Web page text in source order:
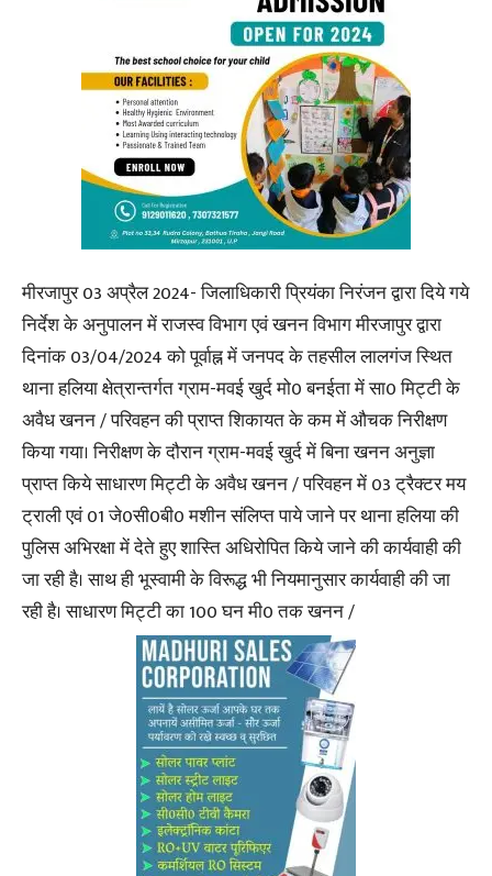
मीरजापुर 03 अप्रैल 2024- जिलाधिकारी प्रियंका निरंजन द्वारा दिये गये
निर्देश के अनुपालन में राजस्व विभाग एवं खनन विभाग मीरजापुर द्वारा
दिनांक 03/04/2024 को पूर्वाह्न में जनपद के तहसील लालगंज स्थित
थाना हलिया क्षेत्रान्तर्गत ग्राम-मवई खुर्द मो0 बनईता में सा0 मिट्टी के
अवैध खनन / परिवहन की प्राप्त शिकायत के कम में औचक निरीक्षण
किया गया। निरीक्षण के दौरान ग्राम-मवई खुर्द में बिना खनन अनुज्ञा
प्राप्त किये साधारण मिट्टी के अवैध खनन / परिवहन में 03 ट्रैक्टर मय
ट्राली एवं 01 जे0सी0बी0 मशीन संलिप्त पाये जाने पर थाना हलिया की
पुलिस अभिरक्षा में देते हुए शास्ति अधिरोपित किये जाने की कार्यवाही की
जा रही है। साथ ही भूस्वामी के विरूद्ध भी नियमानुसार कार्यवाही की जा
रही है। साधारण मिट्टी का 100 घन मी0 तक खनन /